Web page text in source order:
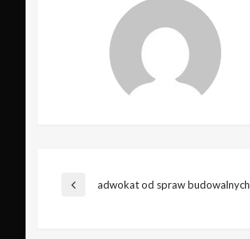
Nawigacja
Poprzedni
adwokat od spraw budowalnych